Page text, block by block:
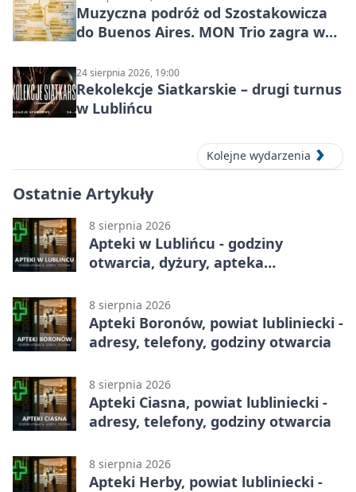
Muzyczna podróż od Szostakowicza
do Buenos Aires. MON Trio zagra w
24 sierpnia 2026, 19:00
Rekolekcje Siatkarskie – drugi turnus
w Lublińcu
Kolejne wydarzenia
Ostatnie Artykuły
8 sierpnia 2026
Apteki w Lublińcu - godziny
otwarcia, dyżury, apteka
8 sierpnia 2026
Apteki Boronów, powiat lubliniecki -
adresy, telefony, godziny otwarcia
8 sierpnia 2026
Apteki Ciasna, powiat lubliniecki -
adresy, telefony, godziny otwarcia
8 sierpnia 2026
Apteki Herby, powiat lubliniecki -